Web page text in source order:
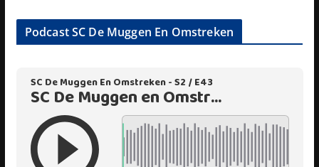
Podcast SC De Muggen En Omstreken